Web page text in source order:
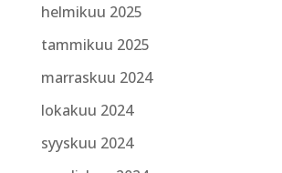
helmikuu 2025
tammikuu 2025
marraskuu 2024
lokakuu 2024
syyskuu 2024